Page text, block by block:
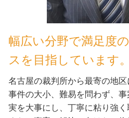
幅広い分野で満足度
スを目指しています。
名古屋の裁判所から最寄の地区
事件の大小、難易を問わず、
実を大事にし、丁寧に粘り強く